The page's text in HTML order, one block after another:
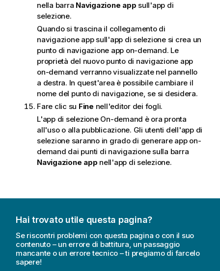
nella barra Navigazione app sull'app di
selezione.
Quando si trascina il collegamento di
navigazione app sull'app di selezione si crea un
punto di navigazione app on-demand. Le
proprietà del nuovo punto di navigazione app
on-demand verranno visualizzate nel pannello
a destra. In quest'area è possibile cambiare il
nome del punto di navigazione, se si desidera.
Fare clic su Fine nell'editor dei fogli.
L'app di selezione On-demand è ora pronta
all'uso o alla pubblicazione. Gli utenti dell'app di
selezione saranno in grado di generare app on-
demand dai punti di navigazione sulla barra
Navigazione app nell'app di selezione.
Hai trovato utile questa pagina?
Se riscontri problemi con questa pagina o con il suo
contenuto – un errore di battitura, un passaggio
mancante o un errore tecnico – ti pregiamo di farcelo
sapere!